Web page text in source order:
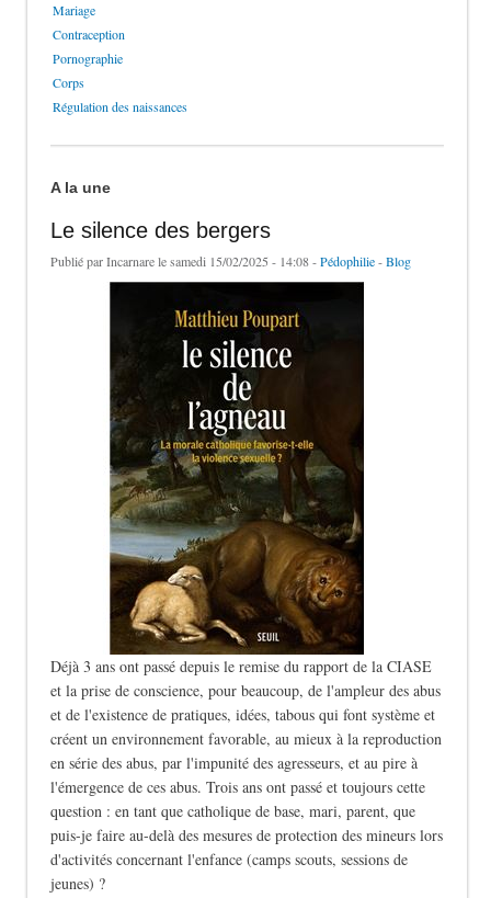
Mariage
Contraception
Pornographie
Corps
Régulation des naissances
A la une
Le silence des bergers
Publié parIncarnarele samedi 15/02/2025 - 14:08 -Pédophilie-Blog
Déjà 3 ans ont passé depuis le remise du rapport de la CIASE
et la prise de conscience, pour beaucoup, de l'ampleur des abus
et de l'existence de pratiques, idées, tabous qui font système et
créent un environnement favorable, au mieux à la reproduction
en série des abus, par l'impunité des agresseurs, et au pire à
l'émergence de ces abus. Trois ans ont passé et toujours cette
question : en tant que catholique de base, mari, parent, que
puis-je faire au-delà des mesures de protection des mineurs lors
d'activités concernant l'enfance (camps scouts, sessions de
jeunes) ?